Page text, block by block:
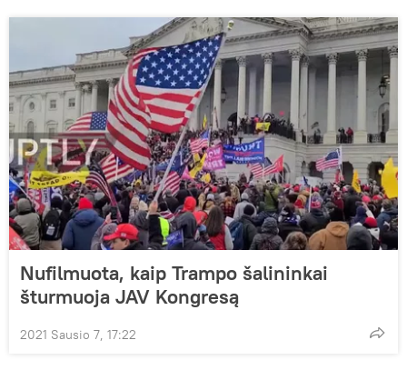
Nufilmuota, kaip Trampo šalininkai
šturmuoja JAV Kongresą
2021 Sausio 7, 17:22